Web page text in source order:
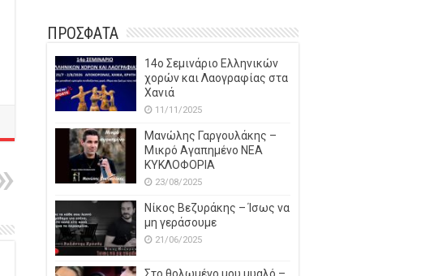
ΠΡΟΣΦΑΤΑ
14o Σεμινάριο Ελληνικών
χορών και Λαογραφίας στα
Χανιά
11/11/2025
Μανώλης Γαργουλάκης –
Μικρό Αγαπημένο NEΑ
ΚΥΚΛΟΦΟΡΙΑ
23/08/2025
Νίκος Βεζυράκης – Ίσως να
μη γεράσουμε
21/06/2025